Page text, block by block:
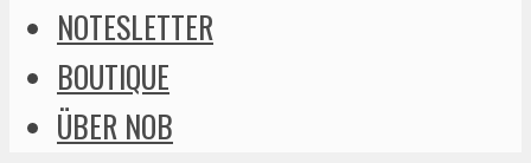
NOTESLETTER
BOUTIQUE
ÜBER NOB